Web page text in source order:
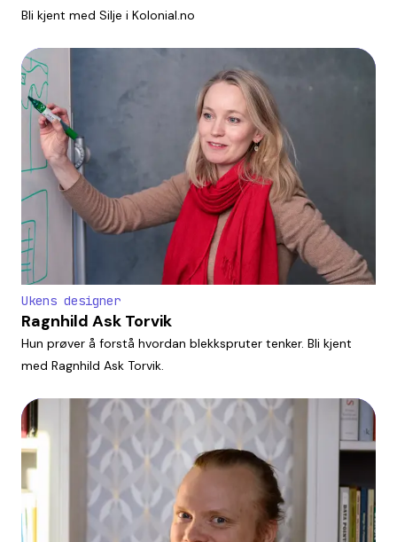
Bli kjent med Silje i Kolonial.no
Ukens designer
Ragnhild Ask Torvik
Hun prøver å forstå hvordan blekkspruter tenker. Bli kjent
med Ragnhild Ask Torvik.